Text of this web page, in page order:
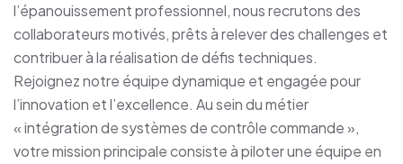
l’épanouissement professionnel, nous recrutons des
collaborateurs motivés, prêts à relever des challenges et
contribuer à la réalisation de défis techniques.
Rejoignez notre équipe dynamique et engagée pour
l’innovation et l’excellence. Au sein du métier
« intégration de systèmes de contrôle commande »,
votre mission principale consiste à piloter une équipe en